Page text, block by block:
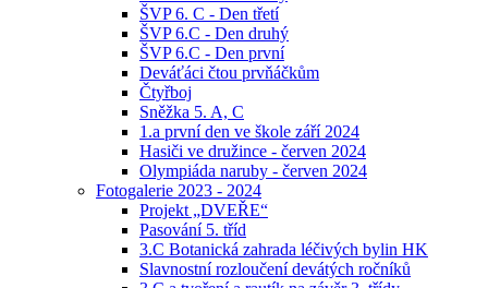
ŠVP 6. C - Den třetí
ŠVP 6.C - Den druhý
ŠVP 6.C - Den první
Deváťáci čtou prvňáčkům
Čtyřboj
Sněžka 5. A, C
1.a první den ve škole září 2024
Hasiči ve družince - červen 2024
Olympiáda naruby - červen 2024
Fotogalerie 2023 - 2024
Projekt „DVEŘE“
Pasování 5. tříd
3.C Botanická zahrada léčivých bylin HK
Slavnostní rozloučení devátých ročníků